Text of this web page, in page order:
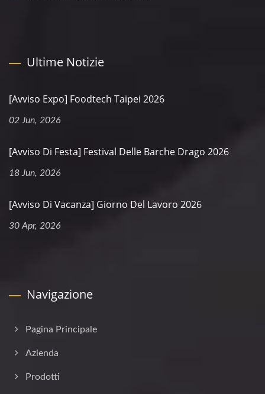
Ultime Notizie
[Avviso Expo] Foodtech Taipei 2026
02 Jun, 2026
[Avviso Di Festa] Festival Delle Barche Drago 2026
18 Jun, 2026
[Avviso Di Vacanza] Giorno Del Lavoro 2026
30 Apr, 2026
Navigazione
Pagina Principale
Azienda
Prodotti